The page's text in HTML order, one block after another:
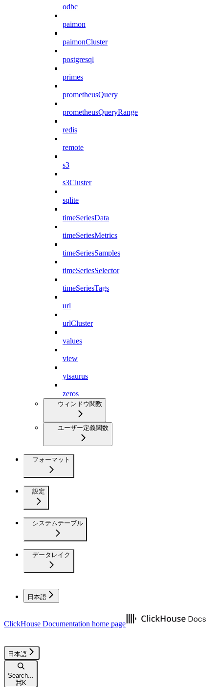
odbc
paimon
paimonCluster
postgresql
primes
prometheusQuery
prometheusQueryRange
redis
remote
s3
s3Cluster
sqlite
timeSeriesData
timeSeriesMetrics
timeSeriesSamples
timeSeriesSelector
timeSeriesTags
url
urlCluster
values
view
ytsaurus
zeros
ウィンドウ関数
ユーザー定義関数
フォーマット
設定
システムテーブル
データレイク
日本語
ClickHouse Documentation home page
日本語
Search...
⌘K